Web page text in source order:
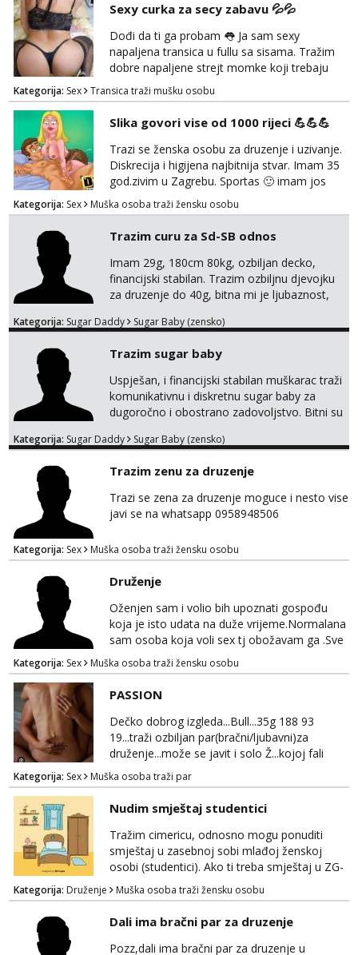
kasnije može poziv. Sl. Brod moj prostor
Zagreb i ostatak Hrvatske mobilan !
𝗡𝗮𝗽𝗼𝗺𝗲𝗻𝗮 tražim samo žene...
Sexy curka za secy zabavu 💦💦
Dođi da ti ga probam 👅 Ja sam sexy
napaljena transica u fullu sa sisama. Tražim
dobre napaljene strejt momke koji trebaju
diskretno pražnjenje kite. Samo za dobre
frajere koji drže do sebe. Imaj neku sliku.
Pozivi i poruke bez slike - nema odgovora.
Pojebi me Poruke WhatsApp: 0998667649
Kategorija: Sex Transica traži mušku osobu
Slika govori vise od 1000 rijeci 💪💪💪
Trazi se ženska osobu za druzenje i uzivanje.
Diskrecija i higijena najbitnija stvar. Imam 35
god.zivim u Zagrebu. Sportas 🙂 imam jos
kondicije 🤣 Za sve informacije i dogovore na
mail I molim samo ozbiljne i zainteresirane
😉!! I molim takoder da se ne javljaju muski!!!
Pozdrav
Kategorija: Sex Muška osoba traži žensku osobu
Trazim curu za Sd-SB odnos
Imam 29g, 180cm 80kg, ozbiljan decko,
financijski stabilan. Trazim ozbiljnu djevojku
za druzenje do 40g, bitna mi je ljubaznost,
predstavis sa opisom i slikom, o nagradi
Kategorija: Sugar Daddy Sugar Baby (zensko)
Trazim sugar baby
Uspješan, i financijski stabilan muškarac traži
komunikativnu i diskretnu sugar baby za
dugoročno i obostrano zadovoljstvo. Bitni su
dogovor bez komplikacija. Nagrada
želiš – javi se privatno s kratkim opisom i
fotografijom.
Kategorija: Sugar Daddy Sugar Baby (zensko)
Trazim zenu za druzenje
Trazi se zena za druzenje moguce i nesto vise
javi se na whatsapp 0958948506
Kategorija: Sex Muška osoba traži žensku osobu
Druženje
Oženjen sam i volio bih upoznati gospođu
koja je isto udata na duže vrijeme.Normalana
sam osoba koja voli sex tj obožavam ga .Sve
ostalo možemo srediti u hodu naravno
diskrecija mi je najvažnija.Prostor je moj
.Molim samo normalne osobe bez nekih
bonova zahtjeva i traženja novca sa bilo koje
strane.Ajmo uživati i svatko svojim putem
Kategorija: Sex Muška osoba traži žensku osobu
PASSION
Dečko dobrog izgleda...Bull...35g 188 93
19...traži ozbiljan par(bračni/ljubavni)za
druženje...može se javit i solo Ž...kojoj fali
uzbuđenja i strasti...područje otoka Murtera i
bliža okolica...WhatsApp...Telegram
Kategorija: Sex Muška osoba traži par
Nudim smještaj studentici
Tražim cimericu, odnosno mogu ponuditi
smještaj u zasebnoj sobi mlađoj ženskoj
osobi (studentici). Ako ti treba smještaj u ZG-
u, a ne želiš plaćati sobu i tako malo uštedjeti,
javi se na mail.
Kategorija: Druženje Muška osoba traži žensku osobu
Dali ima bračni par za druzenje
Pozz,dali ima bračni par za druzenje u